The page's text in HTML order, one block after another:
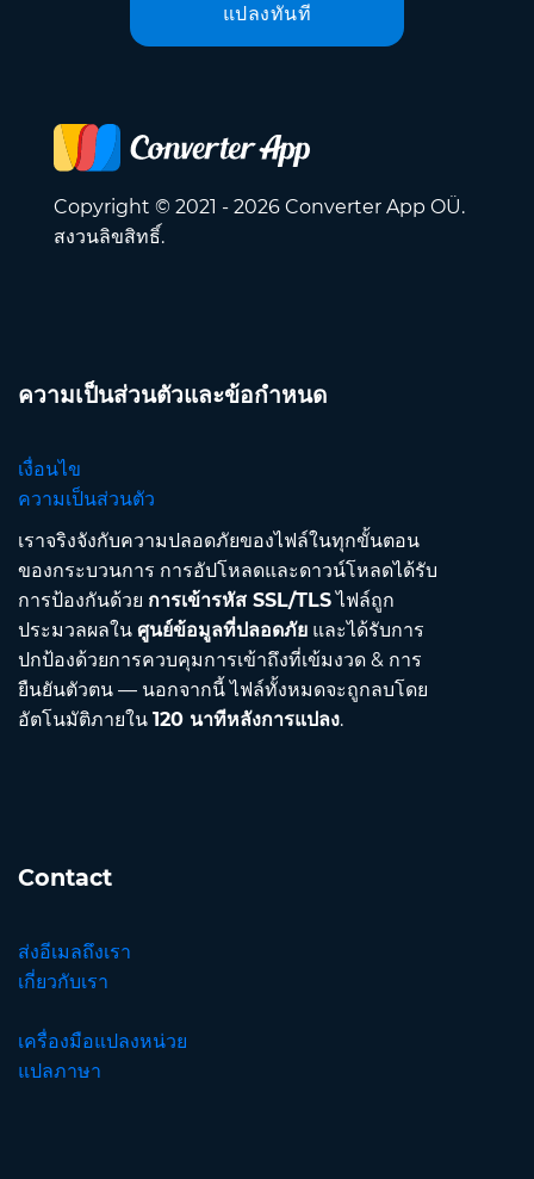
แปลงทันที
Copyright © 2021 - 2026 Converter App OÜ.
สงวนลิขสิทธิ์.
ความเป็นส่วนตัวและข้อกำหนด
เงื่อนไข
ความเป็นส่วนตัว
เราจริงจังกับความปลอดภัยของไฟล์ในทุกขั้นตอน
ของกระบวนการ การอัปโหลดและดาวน์โหลดได้รับ
การป้องกันด้วย การเข้ารหัส SSL/TLSไฟล์ถูก
ประมวลผลใน ศูนย์ข้อมูลที่ปลอดภัย และได้รับการ
ปกป้องด้วยการควบคุมการเข้าถึงที่เข้มงวด & การ
ยืนยันตัวตน — นอกจากนี้ ไฟล์ทั้งหมดจะถูกลบโดย
อัตโนมัติภายใน 120 นาทีหลังการแปลง.
Contact
ส่งอีเมลถึงเรา
เกี่ยวกับเรา
เครื่องมือแปลงหน่วย
แปลภาษา